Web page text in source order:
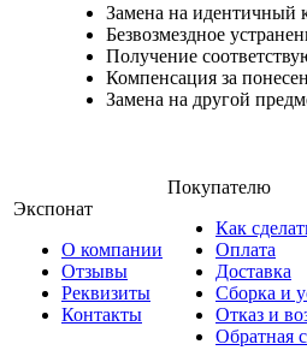
Замена на идентичный
Безвозмездное
Получение
Компенсация за
Замена на другой
Экспонат
О компании
Отзывы
Реквизиты
Контакты
Покупателю
Как
Оплата
Доставка
Сборка и
Отказ и
Обратная